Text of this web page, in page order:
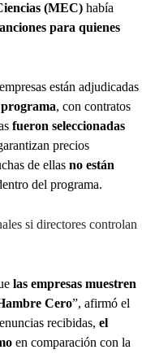
(MEC) había
para quienes
están adjudicadas
, con contratos
fueron seleccionadas
precios
de ellas no están
del programa.
si directores controlan
las empresas muestren
Cero”, afirmó el
recibidas, el
en comparación con la